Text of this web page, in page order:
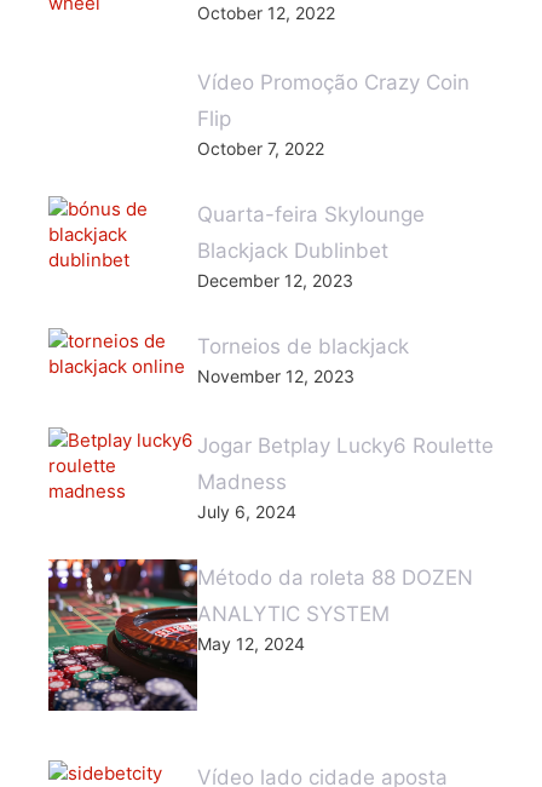
October 12, 2022
Vídeo Promoção Crazy Coin
Flip
October 7, 2022
Quarta-feira Skylounge
Blackjack Dublinbet
December 12, 2023
Torneios de blackjack
November 12, 2023
Jogar Betplay Lucky6 Roulette
Madness
July 6, 2024
Método da roleta 88 DOZEN
ANALYTIC SYSTEM
May 12, 2024
Vídeo lado cidade aposta